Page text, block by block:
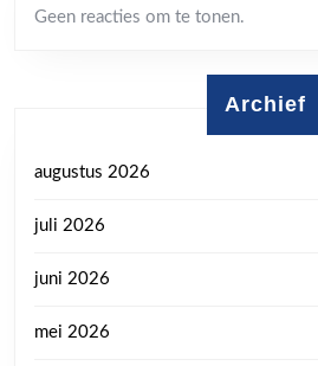
Geen reacties om te tonen.
Archief
augustus 2026
juli 2026
juni 2026
mei 2026